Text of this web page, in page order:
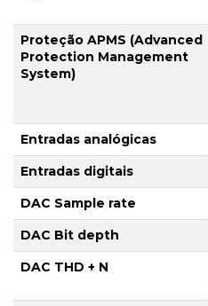
Proteção APMS (Advanced
Protection Management
System)
Entradas analógicas
Entradas digitais
DAC Sample rate
DAC Bit depth
DAC THD + N